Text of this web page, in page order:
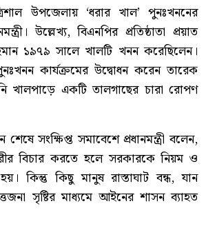
উপজেলায় ‘ধরার খাল’ পুনঃখননের
উল্লেখ্য, বিএনপির প্রতিষ্ঠাতা প্রয়াত
১৯৭৯ সালে খালটি খনন করেছিলেন।
কার্যক্রমের উদ্বোধন করেন তারেক
খালপাড়ে একটি তালগাছের চারা রোপণ
সংক্ষিপ্ত সমাবেশে প্রধানমন্ত্রী বলেন,
বিচার করতে হলে সরকারকে নিয়ম ও
কিন্তু কিছু মানুষ রাস্তাঘাট বন্ধ, যান
সৃষ্টির মাধ্যমে আইনের শাসন ব্যাহত